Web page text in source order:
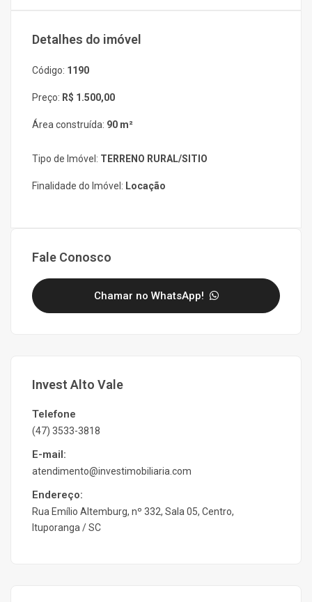
Detalhes do imóvel
Código: 1190
Preço: R$ 1.500,00
Área construída: 90 m²
Tipo de Imóvel: TERRENO RURAL/SITIO
Finalidade do Imóvel: Locação
Fale Conosco
Chamar no WhatsApp!
Invest Alto Vale
Telefone
(47) 3533-3818
E-mail:
atendimento@investimobiliaria.com
Endereço:
Rua Emílio Altemburg, nº 332, Sala 05, Centro,
Ituporanga / SC